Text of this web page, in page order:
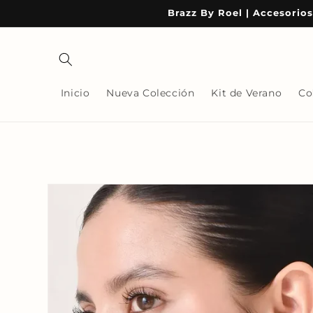
al contenido
Brazz By Roel |
Inicio Nueva Colección Kit de Verano
directamente
información
del producto